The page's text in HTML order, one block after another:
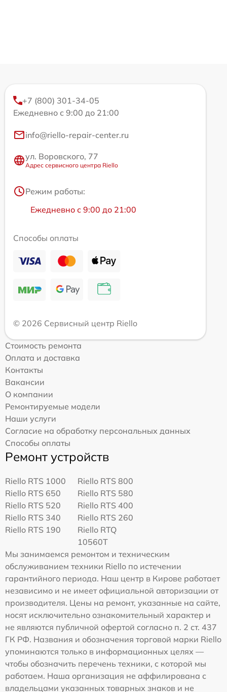
+7 (800) 301-34-05
Ежедневно с 9:00 до 21:00
info@riello-repair-center.ru
ул. Воровского, 77
Адрес сервисного центра Riello
Режим работы:
Ежедневно с 9:00 до 21:00
Способы оплаты
© 2026 Сервисный центр Riello
Стоимость ремонта
Оплата и доставка
Контакты
Вакансии
О компании
Ремонтируемые модели
Наши услуги
Согласие на обработку персональных данных
Способы оплаты
Ремонт устройств
Riello RTS 1000
Riello RTS 800
Riello RTS 650
Riello RTS 580
Riello RTS 520
Riello RTS 400
Riello RTS 340
Riello RTS 260
Riello RTS 190
Riello RTQ
10560T
Мы занимаемся ремонтом и техническим
обслуживанием техники Riello по истечении
гарантийного периода. Наш центр в Кирове работает
независимо и не имеет официальной авторизации от
производителя. Цены на ремонт, указанные на сайте,
носят исключительно ознакомительный характер и
не являются публичной офертой согласно п. 2 ст. 437
ГК РФ. Названия и обозначения торговой марки Riello
упоминаются только в информационных целях —
чтобы обозначить перечень техники, с которой мы
работаем. Наша организация не аффилирована с
владельцами указанных товарных знаков и не